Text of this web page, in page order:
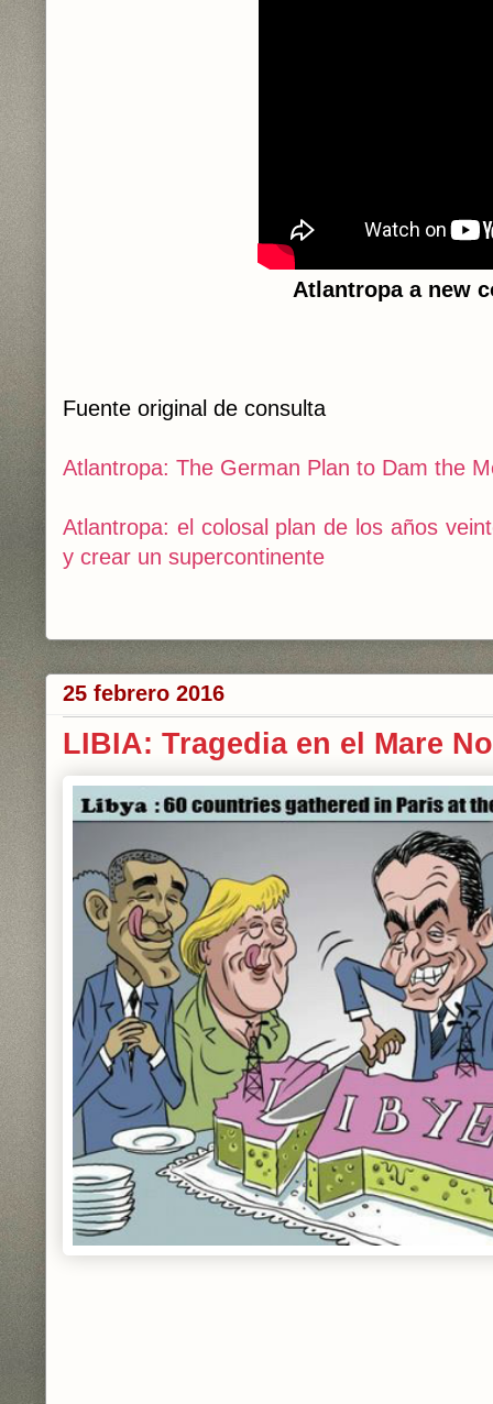
Atlantropa a new
Fuente original de consulta
Atlantropa: The German Plan to Dam the
Atlantropa: el colosal plan de los años
y crear un supercontinente
25 febrero 2016
LIBIA: Tragedia en el Mare